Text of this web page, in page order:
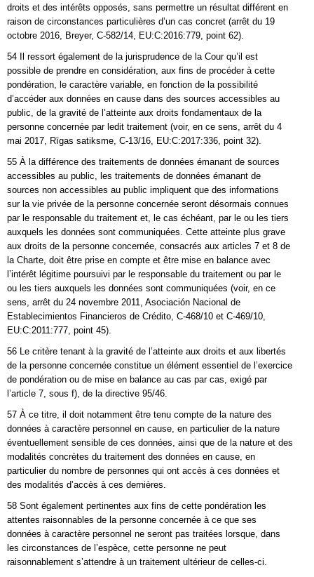
droits et des intérêts opposés, sans permettre un résultat différent en
raison de circonstances particulières d’un cas concret (arrêt du 19
octobre 2016, Breyer, C‑582/14, EU:C:2016:779, point 62).
54 Il ressort également de la jurisprudence de la Cour qu’il est
possible de prendre en considération, aux fins de procéder à cette
pondération, le caractère variable, en fonction de la possibilité
d’accéder aux données en cause dans des sources accessibles au
public, de la gravité de l’atteinte aux droits fondamentaux de la
personne concernée par ledit traitement (voir, en ce sens, arrêt du 4
mai 2017, Rīgas satiksme, C‑13/16, EU:C:2017:336, point 32).
55 À la différence des traitements de données émanant de sources
accessibles au public, les traitements de données émanant de
sources non accessibles au public impliquent que des informations
sur la vie privée de la personne concernée seront désormais connues
par le responsable du traitement et, le cas échéant, par le ou les tiers
auxquels les données sont communiquées. Cette atteinte plus grave
aux droits de la personne concernée, consacrés aux articles 7 et 8 de
la Charte, doit être prise en compte et être mise en balance avec
l’intérêt légitime poursuivi par le responsable du traitement ou par le
ou les tiers auxquels les données sont communiquées (voir, en ce
sens, arrêt du 24 novembre 2011, Asociación Nacional de
Establecimientos Financieros de Crédito, C‑468/10 et C‑469/10,
EU:C:2011:777, point 45).
56 Le critère tenant à la gravité de l’atteinte aux droits et aux libertés
de la personne concernée constitue un élément essentiel de l’exercice
de pondération ou de mise en balance au cas par cas, exigé par
l’article 7, sous f), de la directive 95/46.
57 À ce titre, il doit notamment être tenu compte de la nature des
données à caractère personnel en cause, en particulier de la nature
éventuellement sensible de ces données, ainsi que de la nature et des
modalités concrètes du traitement des données en cause, en
particulier du nombre de personnes qui ont accès à ces données et
des modalités d’accès à ces dernières.
58 Sont également pertinentes aux fins de cette pondération les
attentes raisonnables de la personne concernée à ce que ses
données à caractère personnel ne seront pas traitées lorsque, dans
les circonstances de l’espèce, cette personne ne peut
raisonnablement s’attendre à un traitement ultérieur de celles-ci.